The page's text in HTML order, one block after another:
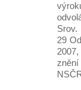
29